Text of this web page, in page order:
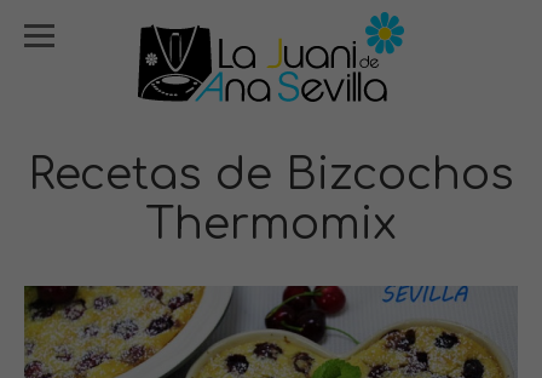
Recetas de Bizcochos
Thermomix